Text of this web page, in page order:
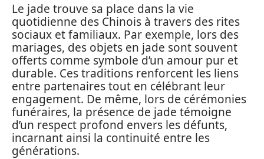
Le jade trouve sa place dans la vie
quotidienne des Chinois à travers des rites
sociaux et familiaux. Par exemple, lors des
mariages, des objets en jade sont souvent
offerts comme symbole d’un amour pur et
durable. Ces traditions renforcent les liens
entre partenaires tout en célébrant leur
engagement. De même, lors de cérémonies
funéraires, la présence de jade témoigne
d’un respect profond envers les défunts,
incarnant ainsi la continuité entre les
générations.